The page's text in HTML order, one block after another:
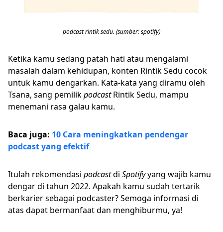
podcast rintik sedu. (sumber: spotify)
Ketika kamu sedang patah hati atau mengalami
masalah dalam kehidupan, konten Rintik Sedu cocok
untuk kamu dengarkan. Kata-kata yang diramu oleh
Tsana, sang pemilikpodcastRintik Sedu, mampu
menemani rasa galau kamu.
Baca juga: 10 Cara meningkatkan pendengar
podcast yang efektif
Itulah rekomendasi podcastdi Spotifyyang wajib kamu
dengar di tahun 2022. Apakah kamu sudah tertarik
berkarier sebagai podcaster? Semoga informasi di
atas dapat bermanfaat dan menghiburmu, ya!